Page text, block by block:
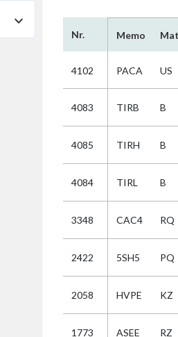
Nr. Memo
4102 PACA US
4083 TIRB B
4085 TIRH B
4084 TIRL B
3348 CAC4 RQ
2422 5SH5 PQ
2058 HVPE KZ
1773 ASEE RZ